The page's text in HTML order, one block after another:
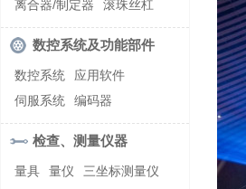
离合器/制定器
滚珠丝杠
齿轮/减速器
数控系统及功能部件
数控系统
应用软件
伺服系统
编码器
检查、测量仪器
量具 量仪 三坐标测量仪